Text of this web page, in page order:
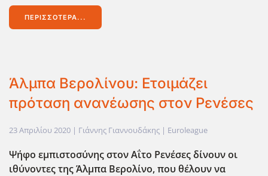
ΠΕΡΙΣΣΌΤΕΡΑ...
Άλμπα Βερολίνου: Ετοιμάζει
πρόταση ανανέωσης στον Ρενέσες
23 Απριλίου 2020 | Γιάννης Γιαννουδάκης | Euroleague
Ψήφο εμπιστοσύνης στον Αΐτο Ρενέσες δίνουν οι
ιθύνοντες της Άλμπα Βερολίνο, που θέλουν να